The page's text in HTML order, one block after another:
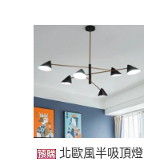
北歐風半吸頂燈